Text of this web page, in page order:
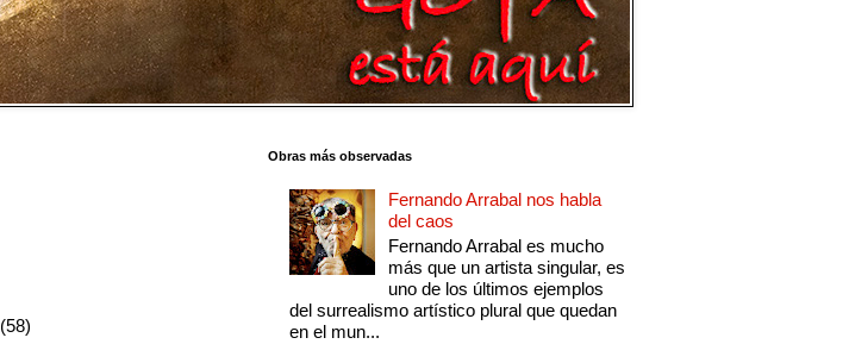
(58)
Obras más observadas
Fernando Arrabal nos habla
del caos
Fernando Arrabal es mucho
más que un artista singular, es
uno de los últimos ejemplos
del surrealismo artístico plural que quedan
en el mun...